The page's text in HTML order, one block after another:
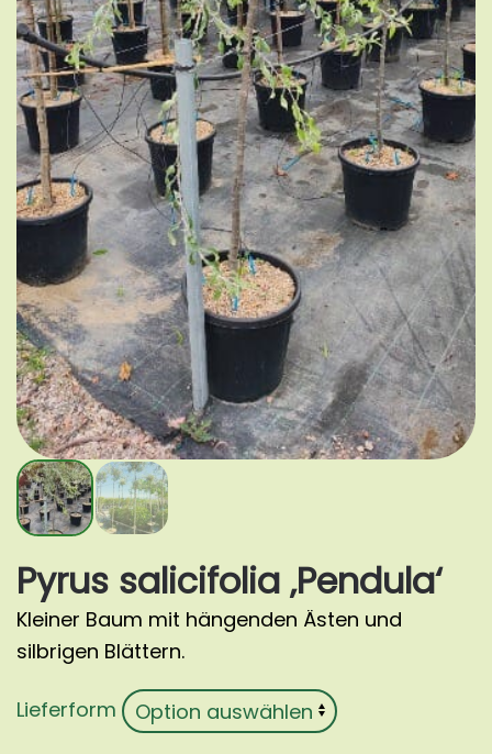
Pyrus salicifolia ‚Pendula‘
Kleiner Baum mit hängenden Ästen und
silbrigen Blättern.
Lieferform